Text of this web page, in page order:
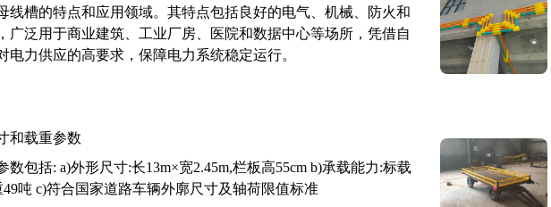
线槽的特点和应用领域。其特点包括良好的电气、机械、防火和
广泛用于商业建筑、工业厂房、医院和数据中心等场所，凭借自
电力供应的高要求，保障电力系统稳定运行。
和载重参数
数包括: a)外形尺寸:长13m×宽2.45m,栏板高55cm b)承载能力:标载
吨 c)符合国家道路车辆外廓尺寸及轴荷限值标准